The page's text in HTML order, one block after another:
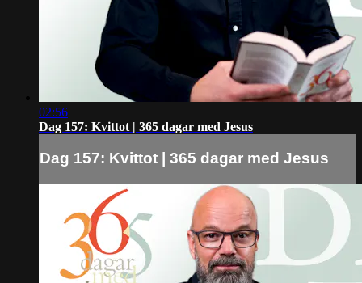
02:56
Dag 157: Kvittot | 365 dagar med Jesus
Dag 157: Kvittot | 365 dagar med Jesus